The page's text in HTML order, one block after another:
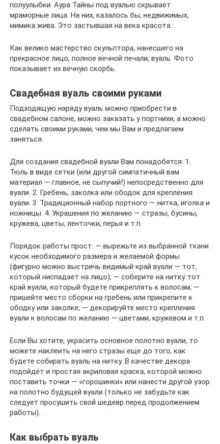
полуулыбки. Аура Тайны под вуалью скрывает
мраморные лица. На них, казалось бы, недвижимых,
мимика жива. Это застывшая на века красота.
Как велико мастерство скульптора, нанесшего на
прекрасное лицо, полное вечной печали, вуаль. Фото
показывает их вечную скорбь.
Свадебная вуаль своими руками
Подходящую наряду вуаль можно приобрести в
свадебном салоне, можно заказать у портнихи, а можно
сделать своими руками, чем мы Вам и предлагаем
заняться.
Для создания свадебной вуали Вам понадобятся: 1.
Тюль в виде сетки (или другой симпатичный вам
материал — главное, не сыпучий!) непосредственно для
вуали. 2. Гребень, заколка или ободок для крепления
вуали. 3. Традиционный набор портного — нитка, иголка и
ножницы. 4. Украшения по желанию — стразы, бусины,
кружева, цветы, ленточки, перья и т.п.
Порядок работы прост: — вырежьте из выбранной ткани
кусок необходимого размера и желаемой формы
(фигурно можно выстричь видимый край вуали — тот,
который ниспадает на лицо); — соберите на нитку тот
край вуали, который будете прикреплять к волосам; —
пришейте место сборки на гребень или прикрепите к
ободку или заколке; — декорируйте место крепления
вуали к волосам по желанию — цветами, кружевом и т.п.
Если Вы хотите, украсить основное полотно вуали, то
можете наклеить на него стразы еще до того, как
будете собирать вуаль на нитку. В качестве декора
подойдёт и простая акриловая краска, которой можно
поставить точки — «горошинки» или нанести другой узор
на полотно будущей вуали (только не забудьте как
следует просушить свой шедевр перед продолжением
работы).
Как выбрать вуаль